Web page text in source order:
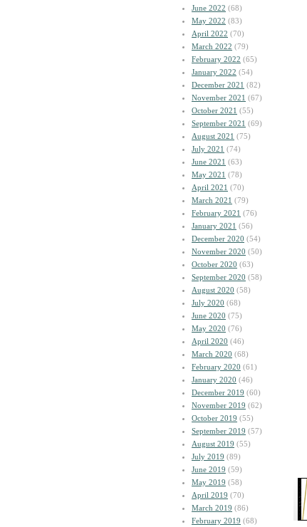
June 2022 (68)
May 2022 (83)
April 2022 (70)
March 2022 (79)
February 2022 (65)
January 2022 (54)
December 2021 (82)
November 2021 (67)
October 2021 (55)
September 2021 (69)
August 2021 (75)
July 2021 (74)
June 2021 (63)
May 2021 (78)
April 2021 (70)
March 2021 (79)
February 2021 (76)
January 2021 (56)
December 2020 (54)
November 2020 (50)
October 2020 (63)
September 2020 (58)
August 2020 (58)
July 2020 (68)
June 2020 (75)
May 2020 (76)
April 2020 (46)
March 2020 (68)
February 2020 (61)
January 2020 (46)
December 2019 (60)
November 2019 (62)
October 2019 (55)
September 2019 (57)
August 2019 (55)
July 2019 (89)
June 2019 (59)
May 2019 (58)
April 2019 (70)
March 2019 (86)
February 2019 (68)